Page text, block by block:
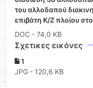
του αλλοδαπού
επιβάτη Κ/Ζ πλοίου
DOC - 74,0 KB
Σχετικες εικόνες
1
JPG - 120,6 KB